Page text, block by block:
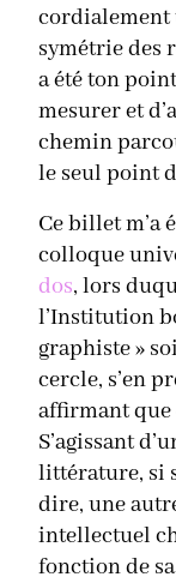
symétrie des
a été ton
mesurer et
chemin
le seul point
Ce billet m’a
colloque
dos, lors
l’Institution
graphiste »
cercle, s’en
affirmant que
S’agissant
littérature, si
dire, une
intellectuel
fonction de